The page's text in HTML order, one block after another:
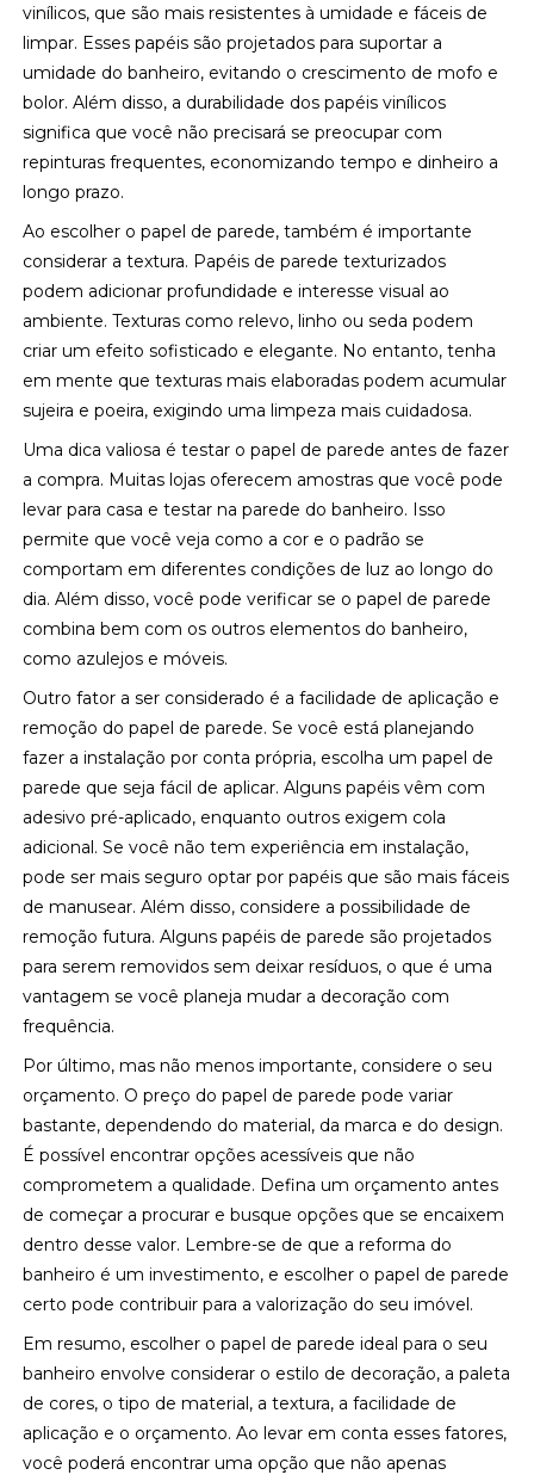
vinílicos, que são mais resistentes à umidade e fáceis de
limpar. Esses papéis são projetados para suportar a
umidade do banheiro, evitando o crescimento de mofo e
bolor. Além disso, a durabilidade dos papéis vinílicos
significa que você não precisará se preocupar com
repinturas frequentes, economizando tempo e dinheiro a
longo prazo.
Ao escolher o papel de parede, também é importante
considerar a textura. Papéis de parede texturizados
podem adicionar profundidade e interesse visual ao
ambiente. Texturas como relevo, linho ou seda podem
criar um efeito sofisticado e elegante. No entanto, tenha
em mente que texturas mais elaboradas podem acumular
sujeira e poeira, exigindo uma limpeza mais cuidadosa.
Uma dica valiosa é testar o papel de parede antes de fazer
a compra. Muitas lojas oferecem amostras que você pode
levar para casa e testar na parede do banheiro. Isso
permite que você veja como a cor e o padrão se
comportam em diferentes condições de luz ao longo do
dia. Além disso, você pode verificar se o papel de parede
combina bem com os outros elementos do banheiro,
como azulejos e móveis.
Outro fator a ser considerado é a facilidade de aplicação e
remoção do papel de parede. Se você está planejando
fazer a instalação por conta própria, escolha um papel de
parede que seja fácil de aplicar. Alguns papéis vêm com
adesivo pré-aplicado, enquanto outros exigem cola
adicional. Se você não tem experiência em instalação,
pode ser mais seguro optar por papéis que são mais fáceis
de manusear. Além disso, considere a possibilidade de
remoção futura. Alguns papéis de parede são projetados
para serem removidos sem deixar resíduos, o que é uma
vantagem se você planeja mudar a decoração com
frequência.
Por último, mas não menos importante, considere o seu
orçamento. O preço do papel de parede pode variar
bastante, dependendo do material, da marca e do design.
É possível encontrar opções acessíveis que não
comprometem a qualidade. Defina um orçamento antes
de começar a procurar e busque opções que se encaixem
dentro desse valor. Lembre-se de que a reforma do
banheiro é um investimento, e escolher o papel de parede
certo pode contribuir para a valorização do seu imóvel.
Em resumo, escolher o papel de parede ideal para o seu
banheiro envolve considerar o estilo de decoração, a paleta
de cores, o tipo de material, a textura, a facilidade de
aplicação e o orçamento. Ao levar em conta esses fatores,
você poderá encontrar uma opção que não apenas